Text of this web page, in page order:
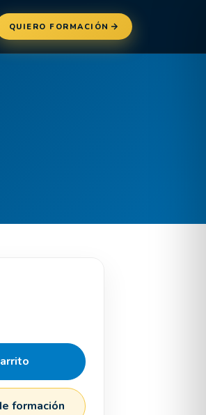
QUIERO FORMACIÓN
formación